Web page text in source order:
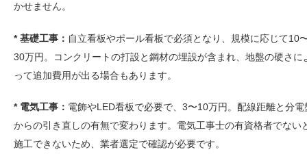
かせません。
* 基礎工事： 自立看板やポール看板で必須となり、規模に応じて10
30万円。コンクリートの打設と鋼材の埋設が含まれ、地盤の硬さに
って追加費用が出る場合もあります。
* 電気工事： 電飾やLED看板で必要で、3〜10万円。配線距離と分電
からの引き直しの有無で変わります。電気工事士の有資格者でない
施工できないため、業者選定で確認が必要です。